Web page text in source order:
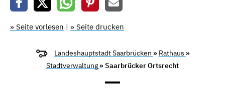
» Seite vorlesen | » Seite drucken
Landeshauptstadt Saarbrücken » Rathaus »
Stadtverwaltung » Saarbrücker Ortsrecht